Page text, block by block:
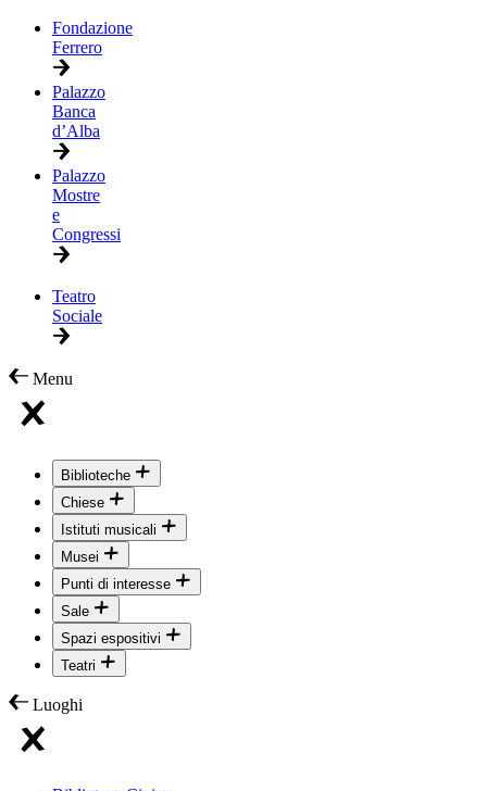
Fondazione
Ferrero
Palazzo
Banca
d’Alba
Palazzo
Mostre
e
Congressi
Teatro
Sociale
Menu
Biblioteche
Chiese
Istituti musicali
Musei
Punti di interesse
Sale
Spazi espositivi
Teatri
Luoghi